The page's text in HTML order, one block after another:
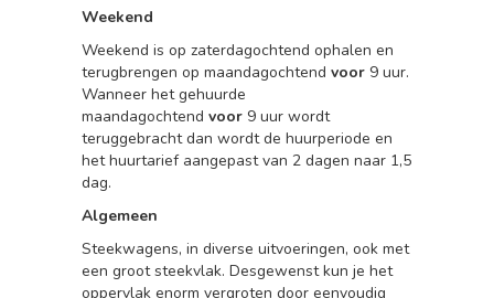
Weekend
Weekend is op zaterdagochtend ophalen en
terugbrengen op maandagochtend voor 9 uur.
Wanneer het gehuurde
maandagochtend voor 9 uur wordt
teruggebracht dan wordt de huurperiode en
het huurtarief aangepast van 2 dagen naar 1,5
dag.
Algemeen
Steekwagens, in diverse uitvoeringen, ook met
een groot steekvlak. Desgewenst kun je het
oppervlak enorm vergroten door eenvoudig